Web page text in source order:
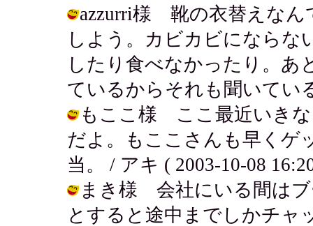
azzurri様 靴の衣替えなん
しよう。カビカビにならな
したり食べなかったり。あ
ているからそれも聞いてい
もここ様 ここ最近いきな
だよ。もここさんも早くゲ
当。 / アキ ( 2003-10-08
まき様 会社にいる間はブ
とすると途中までしかチャ